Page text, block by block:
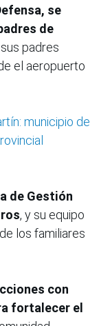
se
de
padres
el aeropuerto
municipio de
de Gestión
, y su equipo
los familiares
con
fortalecer el